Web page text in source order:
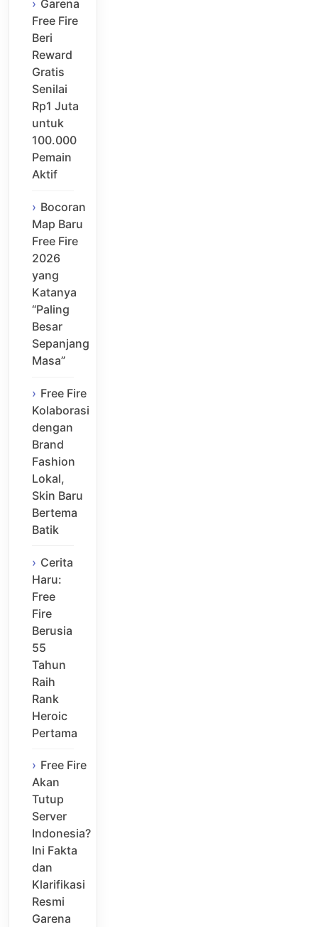
Garena
Free Fire
Beri
Reward
Gratis
Senilai
Rp1 Juta
untuk
100.000
Pemain
Aktif
Bocoran
Map Baru
Free Fire
2026
yang
Katanya
“Paling
Besar
Sepanjang
Masa”
Free Fire
Kolaborasi
dengan
Brand
Fashion
Lokal,
Skin Baru
Bertema
Batik
Cerita
Haru:
Free
Fire
Berusia
55
Tahun
Raih
Rank
Heroic
Pertama
Free Fire
Akan
Tutup
Server
Indonesia?
Ini Fakta
dan
Klarifikasi
Resmi
Garena